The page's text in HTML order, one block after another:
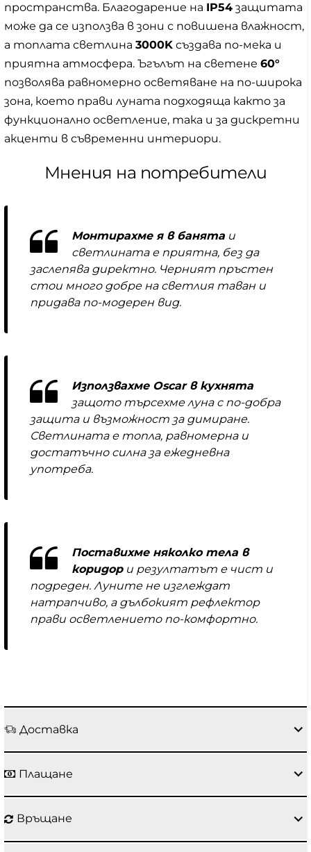
пространства. Благодарение на IP54 защитата
може да се използва в зони с повишена влажност,
а топлата светлина 3000K създава по-мека и
приятна атмосфера. Ъгълът на светене 60°
позволява равномерно осветяване на по-широка
зона, което прави луната подходяща както за
функционално осветление, така и за дискретни
акценти в съвременни интериори.
Мнения на потребители
Монтирахме я в банята и
светлината е приятна, без да
заслепява директно. Черният пръстен
стои много добре на светлия таван и
придава по-модерен вид.
Използвахме Oscar в кухнята
защото търсехме луна с по-добра
защита и възможност за димиране.
Светлината е топла, равномерна и
достатъчно силна за ежедневна
употреба.
Поставихме няколко тела в
коридори резултатът е чист и
подреден. Луните не изглеждат
натрапчиво, а дълбокият рефлектор
прави осветлението по-комфортно.
Доставка
Плащане
Връщане